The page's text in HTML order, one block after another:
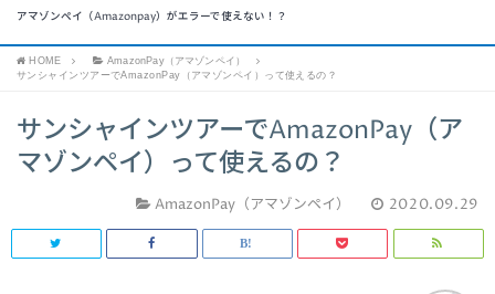
アマゾンペイ（Amazonpay）がエラーで使えない！？
HOME
AmazonPay（アマゾンペイ）
サンシャインツアーでAmazonPay（アマゾンペイ）って使えるの？
サンシャインツアーでAmazonPay（ア
マゾンペイ）って使えるの？
AmazonPay（アマゾンペイ） 2020.09.29